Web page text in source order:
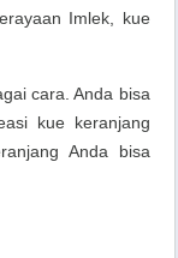
Imlek, kue
cara. Anda bisa
kue keranjang
Anda bisa